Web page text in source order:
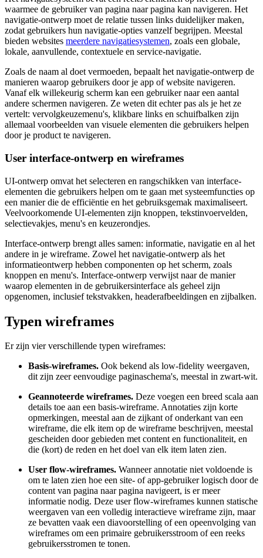
waarmee de gebruiker van pagina naar pagina kan navigeren. Het
navigatie-ontwerp moet de relatie tussen links duidelijker maken,
zodat gebruikers hun navigatie-opties vanzelf begrijpen. Meestal
bieden websites meerdere navigatiesystemen, zoals een globale,
lokale, aanvullende, contextuele en service-navigatie.
Zoals de naam al doet vermoeden, bepaalt het navigatie-ontwerp de
manieren waarop gebruikers door je app of website navigeren.
Vanaf elk willekeurig scherm kan een gebruiker naar een aantal
andere schermen navigeren. Ze weten dit echter pas als je het ze
vertelt: vervolgkeuzemenu's, klikbare links en schuifbalken zijn
allemaal voorbeelden van visuele elementen die gebruikers helpen
door je product te navigeren.
User interface-ontwerp en wireframes
UI-ontwerp omvat het selecteren en rangschikken van interface-
elementen die gebruikers helpen om te gaan met systeemfuncties op
een manier die de efficiëntie en het gebruiksgemak maximaliseert.
Veelvoorkomende UI-elementen zijn knoppen, tekstinvoervelden,
selectievakjes, menu's en keuzerondjes.
Interface-ontwerp brengt alles samen: informatie, navigatie en al het
andere in je wireframe. Zowel het navigatie-ontwerp als het
informatieontwerp hebben componenten op het scherm, zoals
knoppen en menu's. Interface-ontwerp verwijst naar de manier
waarop elementen in de gebruikersinterface als geheel zijn
opgenomen, inclusief tekstvakken, headerafbeeldingen en zijbalken.
Typen wireframes
Er zijn vier verschillende typen wireframes:
Basis-wireframes. Ook bekend als low-fidelity weergaven,
dit zijn zeer eenvoudige paginaschema's, meestal in zwart-wit.
Geannoteerde wireframes. Deze voegen een breed scala aan
details toe aan een basis-wireframe. Annotaties zijn korte
opmerkingen, meestal aan de zijkant of onderkant van een
wireframe, die elk item op de wireframe beschrijven, meestal
gescheiden door gebieden met content en functionaliteit, en
die (kort) de reden en het doel van elk item laten zien.
User flow-wireframes. Wanneer annotatie niet voldoende is
om te laten zien hoe een site- of app-gebruiker logisch door de
content van pagina naar pagina navigeert, is er meer
informatie nodig. Deze user flow-wireframes kunnen statische
weergaven van een volledig interactieve wireframe zijn, maar
ze bevatten vaak een diavoorstelling of een opeenvolging van
wireframes om een primaire gebruikersstroom of een reeks
gebruikersstromen te tonen.